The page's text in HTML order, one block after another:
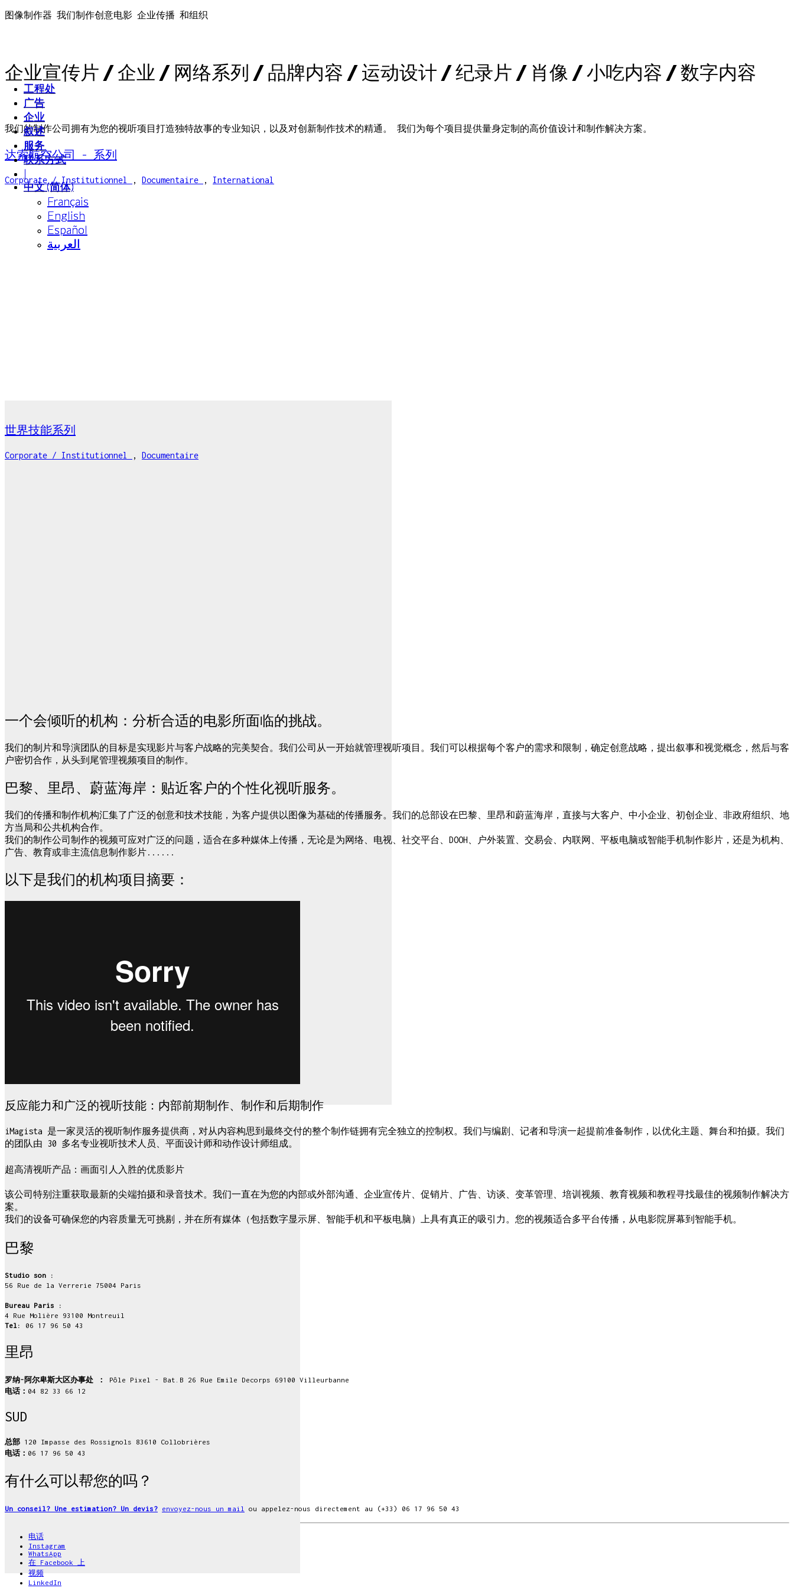
工程处
广告
企业
叙述
服务
联系方式
|
中文 (简体)
Français
English
Español
العربية‏
工程处
广告
企业
叙述
服务
联系方式
|
中文 (简体)
Français
English
Español
العربية‏
图像制作器 我们制作创意电影 企业传播 和组织
企业宣传片 / 企业 / 网络系列 / 品牌内容 / 运动设计 / 纪录片 / 肖像 / 小吃内容 / 数字内容
我们的制作公司拥有为您的视听项目打造独特故事的专业知识，以及对创新制作技术的精通。 我们为每个项目提供量身定制的高价值设计和制作解决方案。
达索航空公司 - 系列
Corporate / Institutionnel , Documentaire , International
世界技能系列
Corporate / Institutionnel , Documentaire
一个会倾听的机构：分析合适的电影所面临的挑战。
我们的制片和导演团队的目标是实现影片与客户战略的完美契合。我们公司从一开始就管理视听项目。我们可以根据每个客户的需求和限制，确定创意战略，提出叙事和视觉概念，然后与客
户密切合作，从头到尾管理视频项目的制作。
巴黎、里昂、蔚蓝海岸：贴近客户的个性化视听服务。
我们的传播和制作机构汇集了广泛的创意和技术技能，为客户提供以图像为基础的传播服务。我们的总部设在巴黎、里昂和蔚蓝海岸，直接与大客户、中小企业、初创企业、非政府组织、地
方当局和公共机构合作。
我们的制作公司制作的视频可应对广泛的问题，适合在多种媒体上传播，无论是为网络、电视、社交平台、DOOH、户外装置、交易会、内联网、平板电脑或智能手机制作影片，还是为机构、
广告、教育或非主流信息制作影片......
以下是我们的机构项目摘要：
反应能力和广泛的视听技能：内部前期制作、制作和后期制作
iMagista 是一家灵活的视听制作服务提供商，对从内容构思到最终交付的整个制作链拥有完全独立的控制权。我们与编剧、记者和导演一起提前准备制作，以优化主题、舞台和拍摄。我们
的团队由 30 多名专业视听技术人员、平面设计师和动作设计师组成。
超高清视听产品：画面引人入胜的优质影片
该公司特别注重获取最新的尖端拍摄和录音技术。我们一直在为您的内部或外部沟通、企业宣传片、促销片、广告、访谈、变革管理、培训视频、教育视频和教程寻找最佳的视频制作解决方
案。
我们的设备可确保您的内容质量无可挑剔，并在所有媒体（包括数字显示屏、智能手机和平板电脑）上具有真正的吸引力。您的视频适合多平台传播，从电影院屏幕到智能手机。
巴黎
Studio son :
56 Rue de la Verrerie 75004 Paris
Bureau Paris :
4 Rue Molière 93100 Montreuil
Tel:
06 17 96 50 43
里昂
罗纳-阿尔卑斯大区办事处 ：
Pôle Pixel - Bat.B 26 Rue Emile Decorps 69100 Villeurbanne
电话： 04 82 33 66 12
SUD
总部 120 Impasse des Rossignols 83610 Collobrières
电话： 06 17 96 50 43
有什么可以帮您的吗？
Un conseil? Une estimation? Un devis? envoyez-nous un mail ou appelez-nous directement au (+33) 06 17 96 50 43
电话
Instagram
WhatsApp
在 Facebook 上
视频
LinkedIn